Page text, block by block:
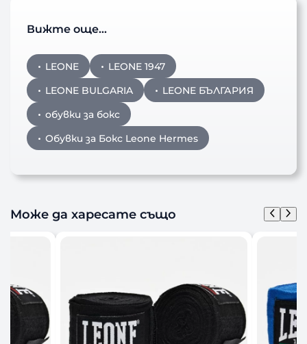
Вижте още…
LEONE
LEONE 1947
LEONE BULGARIA
LEONE БЪЛГАРИЯ
обувки за бокс
Обувки за Бокс Leone Hermes
Може да харесате също